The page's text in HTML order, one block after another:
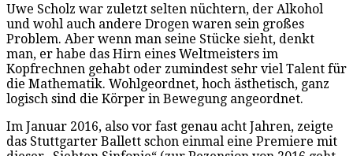
Uwe Scholz war zuletzt selten nüchtern, der Alkohol
und wohl auch andere Drogen waren sein großes
Problem. Aber wenn man seine Stücke sieht, denkt
man, er habe das Hirn eines Weltmeisters im
Kopfrechnen gehabt oder zumindest sehr viel Talent für
die Mathematik. Wohlgeordnet, hoch ästhetisch, ganz
logisch sind die Körper in Bewegung angeordnet.
Im Januar 2016, also vor fast genau acht Jahren, zeigte
das Stuttgarter Ballett schon einmal eine Premiere mit